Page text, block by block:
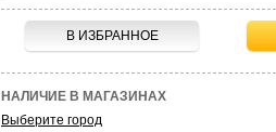
В ИЗБРАННОЕ
НАЛИЧИЕ В МАГАЗИНАХ
Выберите город